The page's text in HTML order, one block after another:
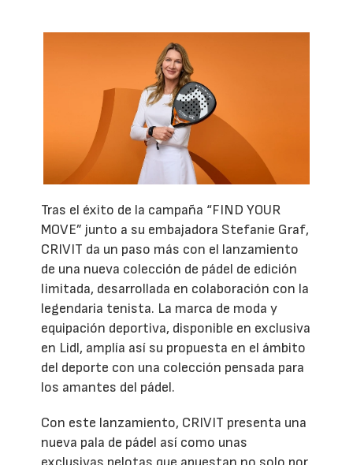
Tras el éxito de la campaña “FIND YOUR
MOVE” junto a su embajadora Stefanie Graf,
CRIVIT da un paso más con el lanzamiento
de una nueva colección de pádel de edición
limitada, desarrollada en colaboración con la
legendaria tenista. La marca de moda y
equipación deportiva, disponible en exclusiva
en Lidl, amplía así su propuesta en el ámbito
del deporte con una colección pensada para
los amantes del pádel.
Con este lanzamiento, CRIVIT presenta una
nueva pala de pádel así como unas